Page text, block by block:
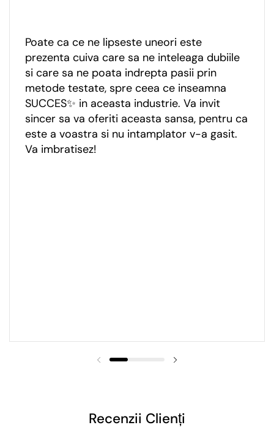
Poate ca ce ne lipseste uneori este
prezenta cuiva care sa ne inteleaga dubiile
si care sa ne poata indrepta pasii prin
metode testate, spre ceea ce inseamna
SUCCES✨ in aceasta industrie. Va invit
sincer sa va oferiti aceasta sansa, pentru ca
este a voastra si nu intamplator v-a gasit.
Va imbratisez!
Recenzii Clienți